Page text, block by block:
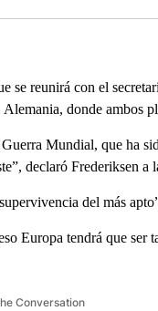
se reunirá con el
donde ambos
Mundial, que ha
declaró Frederiksen a
del más
Europa tendrá que ser
Conversation